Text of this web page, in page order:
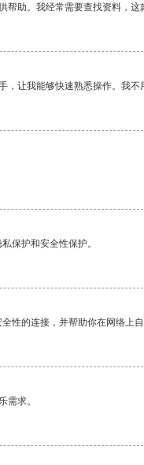
助。我经常需要查找资料，
让我能够快速熟悉操作。我不
保护和安全性保护。
性的连接，并帮助你在网络上自
需求。